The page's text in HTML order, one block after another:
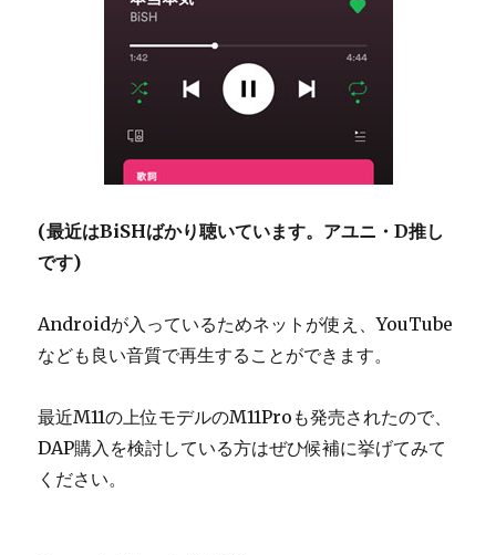
(最近はBiSHばかり聴いています。アユニ・D推し
です)
Androidが入っているためネットが使え、YouTube
なども良い音質で再生することができます。
最近M11の上位モデルのM11Proも発売されたので、
DAP購入を検討している方はぜひ候補に挙げてみて
ください。